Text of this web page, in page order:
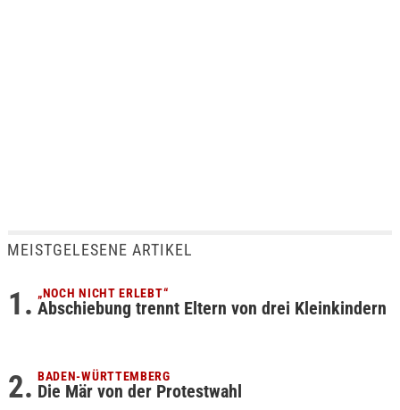
MEISTGELESENE ARTIKEL
„NOCH NICHT ERLEBT“
Abschiebung trennt Eltern von drei Kleinkindern
BADEN-WÜRTTEMBERG
Die Mär von der Protestwahl